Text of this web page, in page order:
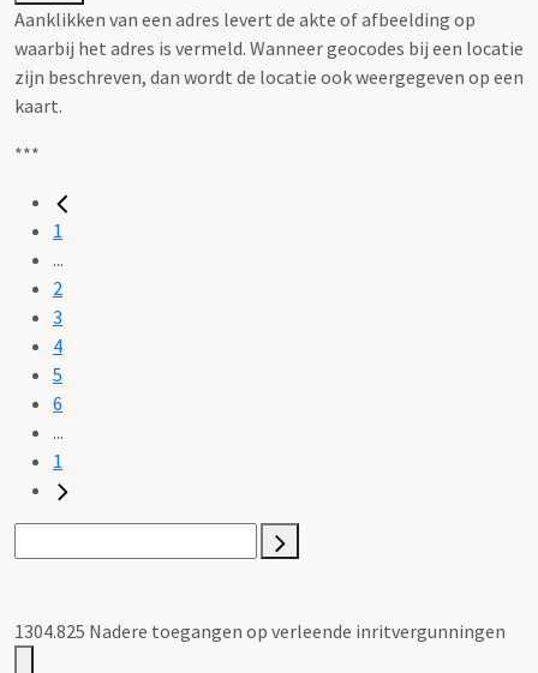
Aanklikken van een adres levert de akte of afbeelding op
waarbij het adres is vermeld. Wanneer geocodes bij een locatie
zijn beschreven, dan wordt de locatie ook weergegeven op een
kaart.
***
1
...
2
3
4
5
6
...
1
1304.825 Nadere toegangen op verleende inritvergunningen